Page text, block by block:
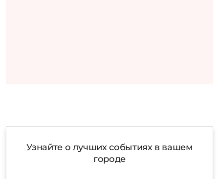
Узнайте о лучших событиях в вашем
городе